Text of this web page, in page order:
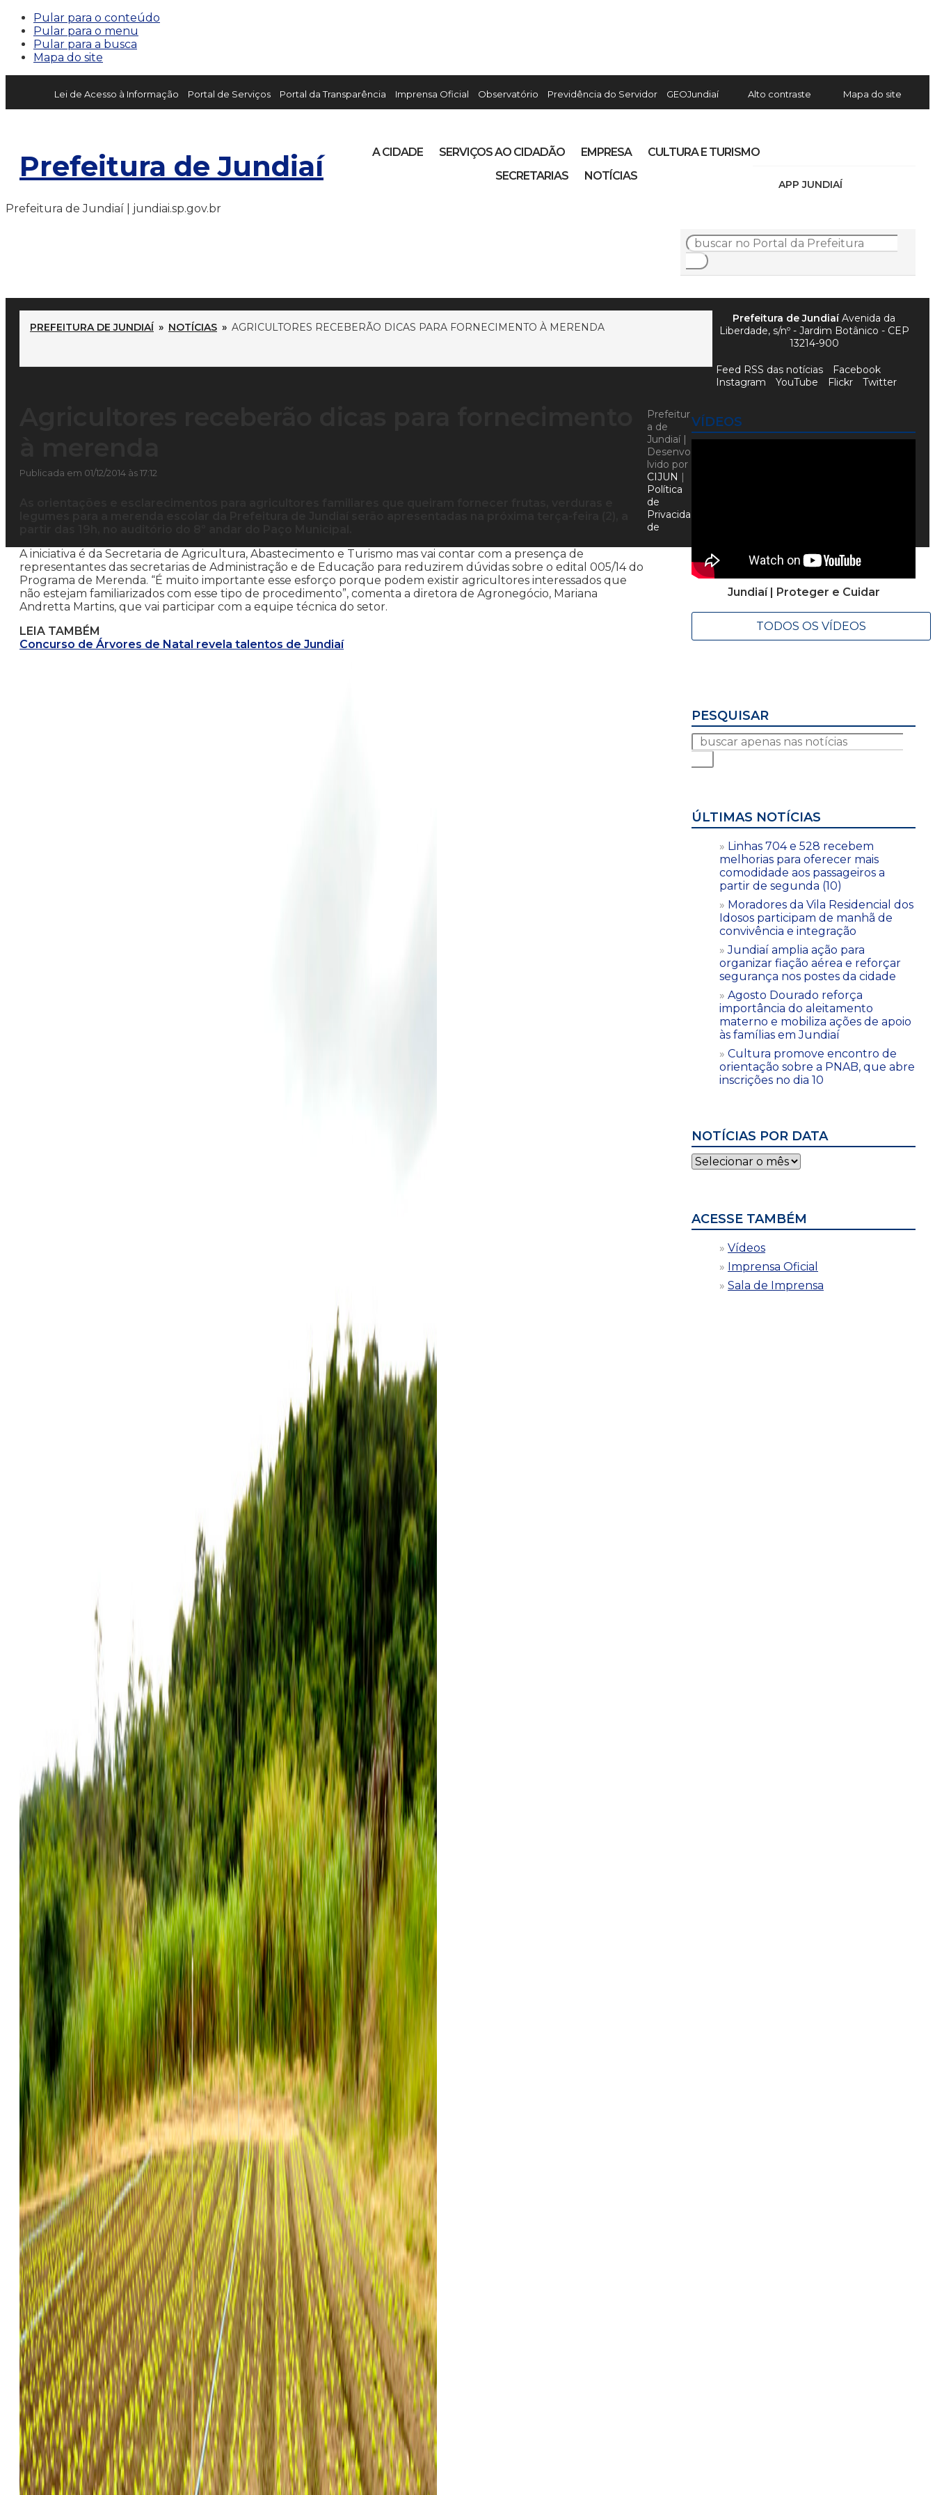
Pular para o conteúdo
Pular para o menu
Pular para a busca
Mapa do site
Lei de Acesso à Informação Portal de Serviços Portal da Transparência Imprensa Oficial Observatório Previdência do Servidor GEOJundiaí Alto contraste Mapa do site
Prefeitura de Jundiaí
APP JUNDIAÍ
A CIDADE SERVIÇOS AO CIDADÃO EMPRESA
CULTURA E TURISMO
SECRETARIAS
NOTÍCIAS
Prefeitura de Jundiaí | jundiai.sp.gov.br
PREFEITURA DE JUNDIAÍ » NOTÍCIAS » AGRICULTORES RECEBERÃO DICAS PARA FORNECIMENTO À MERENDA
Publicada em 01/12/2014 às 17:12
A iniciativa é da Secretaria de Agricultura, Abastecimento e Turismo mas vai contar com a presença de
representantes das secretarias de Administração e de Educação para reduzirem dúvidas sobre o edital 005/14 do
Programa de Merenda. “É muito importante esse esforço porque podem existir agricultores interessados que
não estejam familiarizados com esse tipo de procedimento”, comenta a diretora de Agronegócio, Mariana
Andretta Martins, que vai participar com a equipe técnica do setor.
LEIA TAMBÉM
Concurso de Árvores de Natal revela talentos de Jundiaí
VÍDEOS
Jundiaí | Proteger e Cuidar
TODOS OS VÍDEOS
PESQUISAR
ÚLTIMAS NOTÍCIAS
Linhas 704 e 528 recebem
melhorias para oferecer mais
comodidade aos passageiros a
partir de segunda (10)
Moradores da Vila Residencial dos
Idosos participam de manhã de
convivência e integração
Jundiaí amplia ação para
organizar fiação aérea e reforçar
segurança nos postes da cidade
Agosto Dourado reforça
importância do aleitamento
materno e mobiliza ações de apoio
às famílias em Jundiaí
Cultura promove encontro de
orientação sobre a PNAB, que abre
inscrições no dia 10
NOTÍCIAS POR DATA
Notícias
por
ACESSE TAMBÉM
Vídeos
Imprensa Oficial
Sala de Imprensa
Prefeitura de JundiaíAvenida da
Liberdade, s/nº - Jardim Botânico - CEP
13214-900
Feed RSS das notícias
Facebook
Instagram
YouTube Flickr Twitter
Prefeitur
a de
Jundiaí |
Desenvo
lvido por
CIJUN |
Política
de
Privacida
de